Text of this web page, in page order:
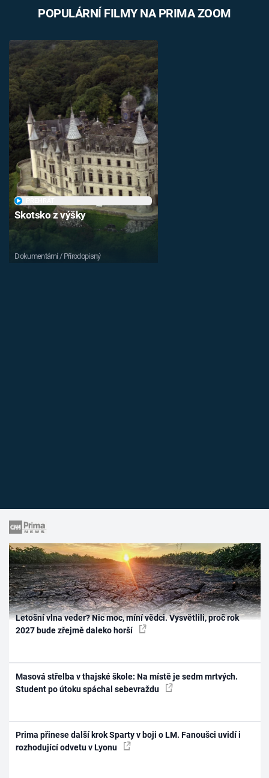
POPULÁRNÍ FILMY NA PRIMA ZOOM
Skotsko z výšky
Dokumentární / Přírodopisný
Letošní vlna veder? Nic moc, míní vědci. Vysvětlili, proč rok
2027 bude zřejmě daleko horší
Masová střelba v thajské škole: Na místě je sedm mrtvých.
Student po útoku spáchal sebevraždu
Prima přinese další krok Sparty v boji o LM. Fanoušci uvidí i
rozhodující odvetu v Lyonu